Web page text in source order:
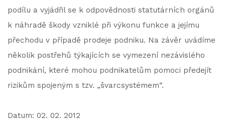
podílu a vyjádřil se k odpovědnosti statutárních orgánů
k náhradě škody vzniklé při výkonu funkce a jejímu
přechodu v případě prodeje podniku. Na závěr uvádíme
několik postřehů týkajících se vymezení nezávislého
podnikání, které mohou podnikatelům pomoci předejít
rizikům spojeným s tzv. „švarcsystémem“.
Datum: 02. 02. 2012